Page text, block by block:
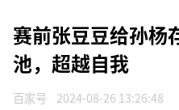
赛前张豆豆给孙杨
池，超越自我
百家号 2024-08-26 13:26:48